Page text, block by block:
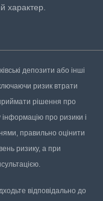
характер.
депозити або інші
ризик втрати
рішення про
про ризики і
правильно оцінити
ризику, а при
відповідально до